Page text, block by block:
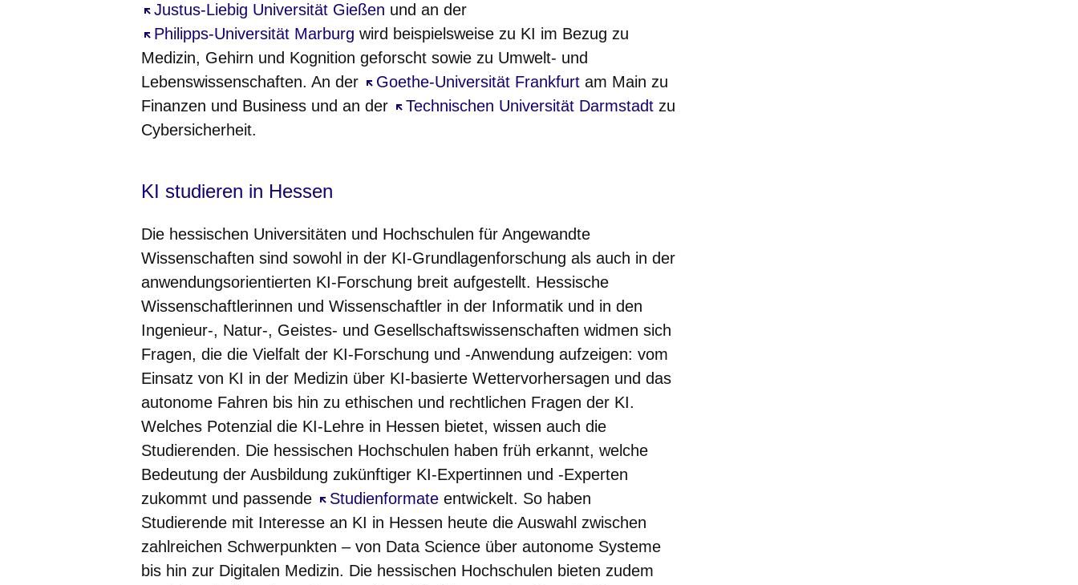
Justus-Liebig Universität Gießen
Öffnet sich in einem neuen Fensterund an der
Philipps-Universität Marburg
Öffnet sich in einem neuen Fensterwird beispielsweise zu KI im Bezug zu
Medizin, Gehirn und Kognition geforscht sowie zu Umwelt- und
Lebenswissenschaften. An der
Goethe-Universität Frankfurt
Öffnet sich in einem neuen Fensteram Main zu
Finanzen und Business und an der
Technischen Universität Darmstadt
Öffnet sich in einem neuen Fenster
zu
Cybersicherheit.
KI studieren in Hessen
Die hessischen Universitäten und Hochschulen für Angewandte
Wissenschaften sind sowohl in der KI-Grundlagenforschung als auch in der
anwendungsorientierten KI-Forschung breit aufgestellt. Hessische
Wissenschaftlerinnen und Wissenschaftler in der Informatik und in den
Ingenieur-, Natur-, Geistes- und Gesellschaftswissenschaften widmen sich
Fragen, die die Vielfalt der KI-Forschung und -Anwendung aufzeigen: vom
Einsatz von KI in der Medizin über KI-basierte Wettervorhersagen und das
autonome Fahren bis hin zu ethischen und rechtlichen Fragen der KI.
Welches Potenzial die KI-Lehre in Hessen bietet, wissen auch die
Studierenden. Die hessischen Hochschulen haben früh erkannt, welche
Bedeutung der Ausbildung zukünftiger KI-Expertinnen und -Experten
zukommt und passende
Studienformate
Öffnet sich in einem neuen Fenster
entwickelt. So haben
Studierende mit Interesse an KI in Hessen heute die Auswahl zwischen
zahlreichen Schwerpunkten – von Data Science über autonome Systeme
bis hin zur Digitalen Medizin. Die hessischen Hochschulen bieten zudem